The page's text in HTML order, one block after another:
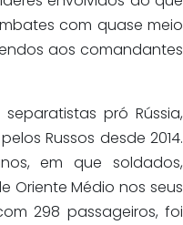
com quase meio
aos comandantes
pró Rússia,
Russos desde 2014.
em que soldados,
Oriente Médio nos seus
298 passageiros, foi